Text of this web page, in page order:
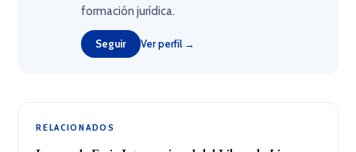
formación jurídica.
Seguir Ver perfil →
RELACIONADOS